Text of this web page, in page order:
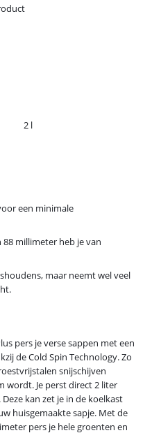
2 l
een minimale
millimeter heb je van
maar neemt wel veel
pers je verse sappen met een
de Cold Spin Technology. Zo
snijschijven
wordt. Je perst direct 2 liter
kan zet je in de koelkast
huisgemaakte sapje. Met de
pers je hele groenten en